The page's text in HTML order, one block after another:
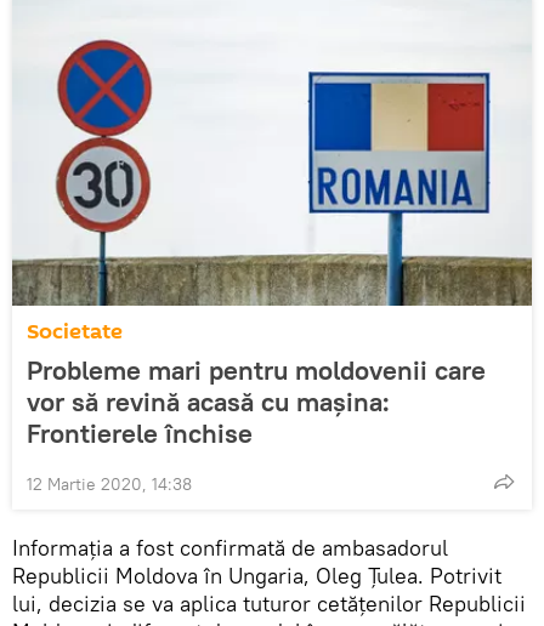
Societate
Probleme mari pentru moldovenii care
vor să revină acasă cu mașina:
Frontierele închise
12 Martie 2020, 14:38
Informația a fost confirmată de ambasadorul
Republicii Moldova în Ungaria, Oleg Țulea. Potrivit
lui, decizia se va aplica tuturor cetățenilor Republicii